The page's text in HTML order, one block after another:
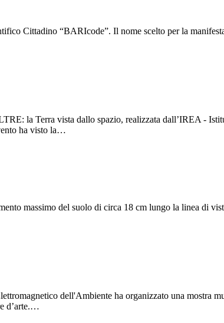
Cittadino “BARIcode”. Il nome scelto per la
la Terra vista dallo spazio, realizzata dall’IREA -
ha visto la…
massimo del suolo di circa 18 cm lungo la linea di
dell'Ambiente ha organizzato una mostra
d’arte.…